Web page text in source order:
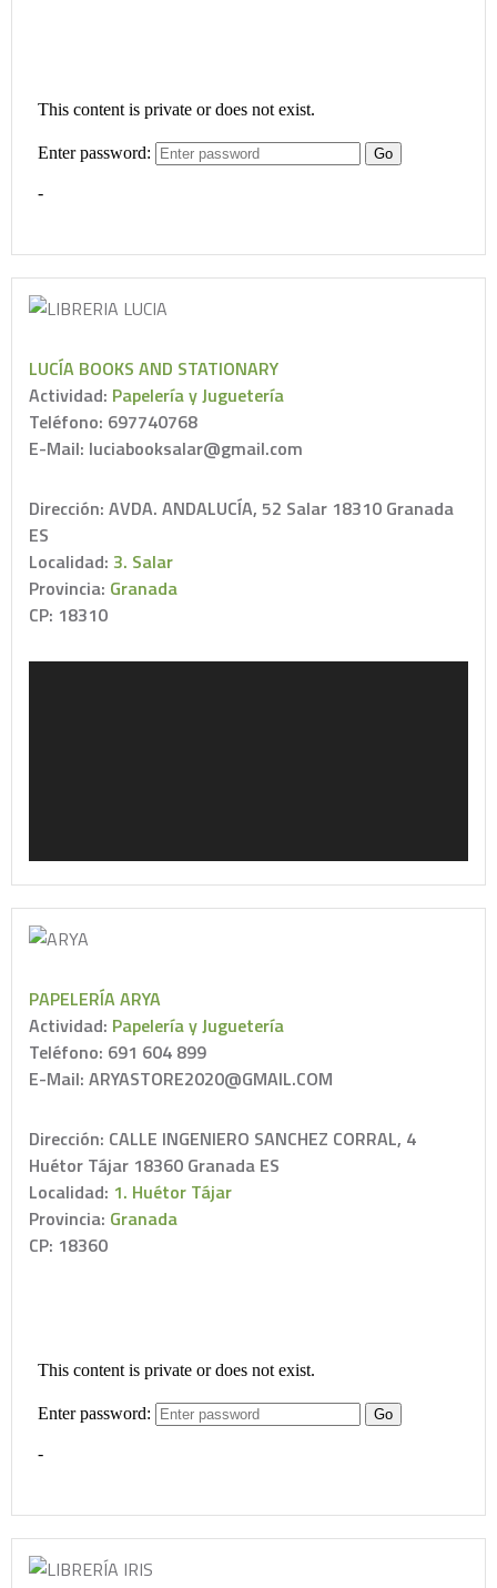
LUCÍA BOOKS AND STATIONARY
Actividad: Papelería y Juguetería
Teléfono: 697740768
E-Mail: luciabooksalar@gmail.com
Dirección: AVDA. ANDALUCÍA, 52 Salar 18310 Granada
ES
Localidad: 3. Salar
Provincia: Granada
CP: 18310
PAPELERÍA ARYA
Actividad: Papelería y Juguetería
Teléfono: 691 604 899
E-Mail: ARYASTORE2020@GMAIL.COM
Dirección: CALLE INGENIERO SANCHEZ CORRAL, 4
Huétor Tájar 18360 Granada ES
Localidad: 1. Huétor Tájar
Provincia: Granada
CP: 18360